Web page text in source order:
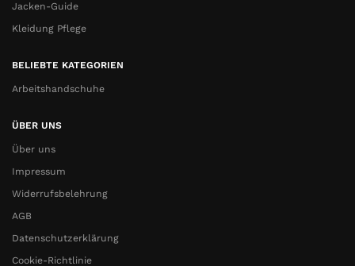
Jacken-Guide
Kleidung Pflege
BELIEBTE KATEGORIEN
Arbeitshandschuhe
ÜBER UNS
Über uns
Impressum
Widerrufsbelehrung
AGB
Datenschutzerklärung
Cookie-Richtlinie